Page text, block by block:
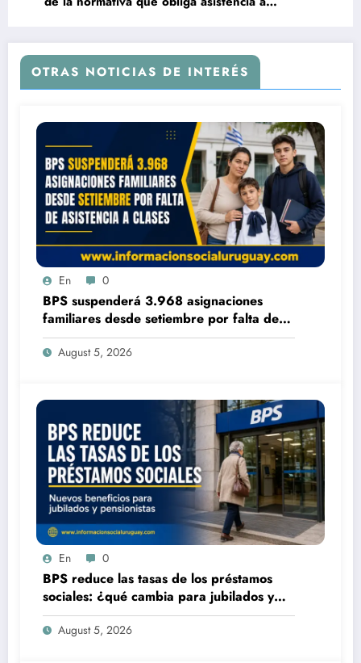
OTRAS NOTICIAS DE INTERÉS
En 0
BPS suspenderá 3.968 asignaciones
familiares desde setiembre por falta de
asistencia a clases
August 5, 2026
En 0
BPS reduce las tasas de los préstamos
sociales: ¿qué cambia para jubilados y
pensionistas?
August 5, 2026